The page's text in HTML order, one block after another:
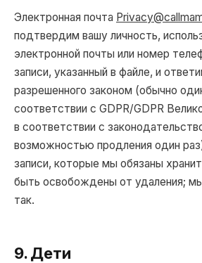
Электронная почта
подтвердим вашу личность,
электронной почты или номер
записи, указанный в файле, и
разрешенного законом (обычно
соответствии с GDPR/GDPR
в соответствии с
возможностью продления один
записи, которые мы обязаны
быть освобождены от удаления;
так.
9. Дети